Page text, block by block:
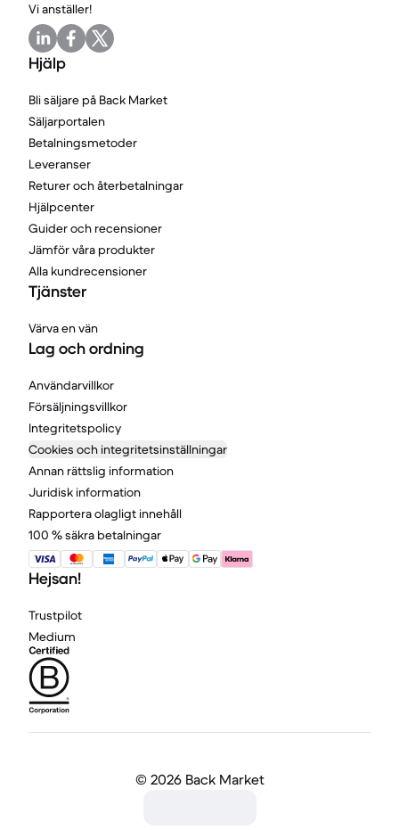
Vi anställer!
Hjälp
Bli säljare på Back Market
Säljarportalen
Betalningsmetoder
Leveranser
Returer och återbetalningar
Hjälpcenter
Guider och recensioner
Jämför våra produkter
Alla kundrecensioner
Tjänster
Värva en vän
Lag och ordning
Användarvillkor
Försäljningsvillkor
Integritetspolicy
Cookies och integritetsinställningar
Annan rättslig information
Juridisk information
Rapportera olagligt innehåll
100 % säkra betalningar
Hejsan!
Trustpilot
Medium
© 2026 Back Market